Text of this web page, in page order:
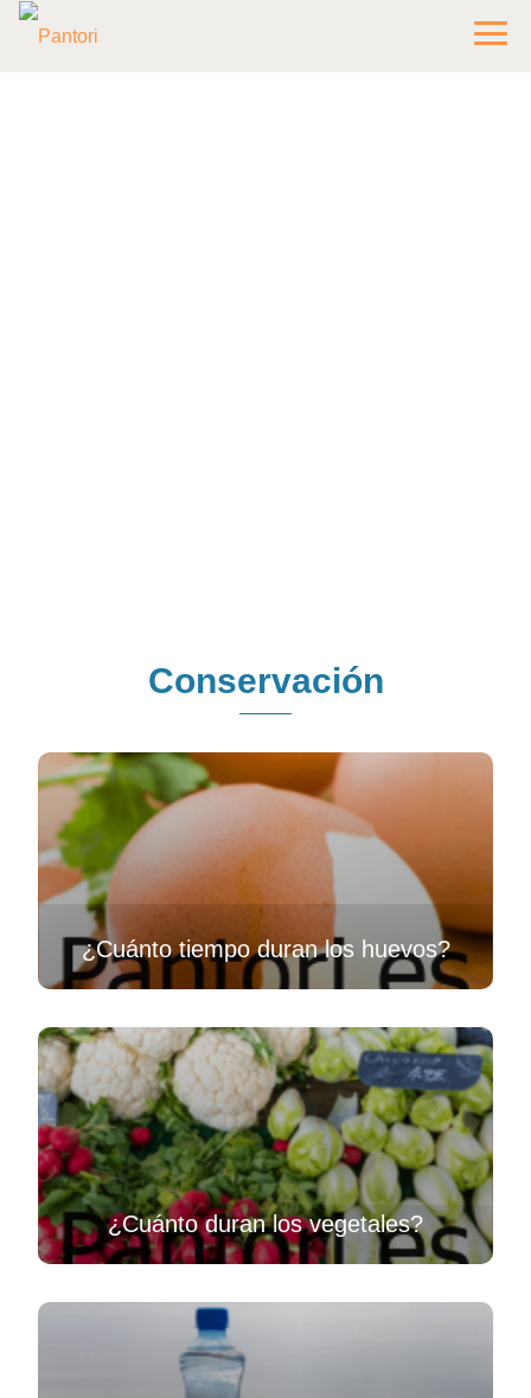
Conservación
¿Cuánto tiempo duran los huevos?
¿Cuánto duran los vegetales?